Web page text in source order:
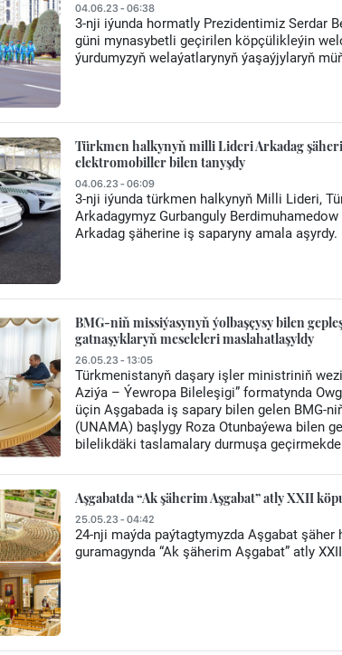
04.06.23 - 06:38
3-nji iýunda hormatly Prezidentimiz Serdar
güni mynasybetli geçirilen köpçülikleýin
ýurdumyzyň welaýatlarynyň ýaşaýjylaryň
Türkmen halkynyň milli Lideri Arkadag
elektromobiller bilen tanyşdy
04.06.23 - 06:09
3-nji iýunda türkmen halkynyň Milli Lideri,
Arkadagymyz Gurbanguly
Arkadag şäherine iş saparyny amala aşyrdy.
BMG-niň missiýasynyň ýolbaşçysy bilen
gatnaşyklaryň meseleleri maslahatlaşyldy
26.05.23 - 13:05
Türkmenistanyň daşary işler ministriniň
Aziýa – Ýewropa Bileleşigi” formatynda
üçin Aşgabada iş sapary bilen gelen BMG-
(UNAMA) başlygy Roza Otunbaýewa bilen
bilelikdäki taslamalary durmuşa
Aşgabatda “Ak şäherim Aşgabat” atly XXII
25.05.23 - 04:42
24-nji maýda paýtagtymyzda Aşgabat
guramagynda “Ak şäherim Aşgabat” atly